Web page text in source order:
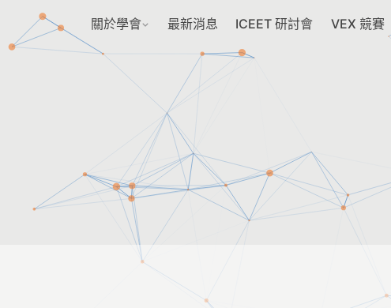
關於學會 最新消息 ICEET 研討會 VEX 競賽